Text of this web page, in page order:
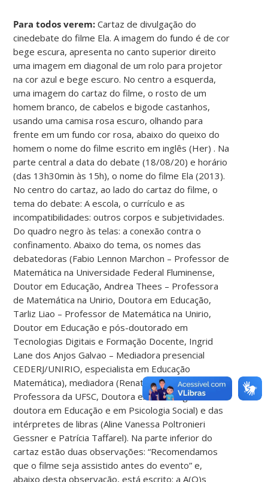
Para todos verem: Cartaz de divulgação do
cinedebate do filme Ela. A imagem do fundo é de cor
bege escura, apresenta no canto superior direito
uma imagem em diagonal de um rolo para projetor
na cor azul e bege escuro. No centro a esquerda,
uma imagem do cartaz do filme, o rosto de um
homem branco, de cabelos e bigode castanhos,
usando uma camisa rosa escuro, olhando para
frente em um fundo cor rosa, abaixo do queixo do
homem o nome do filme escrito em inglês (Her) . Na
parte central a data do debate (18/08/20) e horário
(das 13h30min às 15h), o nome do filme Ela (2013).
No centro do cartaz, ao lado do cartaz do filme, o
tema do debate: A escola, o currículo e as
incompatibilidades: outros corpos e subjetividades.
Do quadro negro às telas: a conexão contra o
confinamento. Abaixo do tema, os nomes das
debatedoras (Fabio Lennon Marchon – Professor de
Matemática na Universidade Federal Fluminense,
Doutor em Educação, Andrea Thees – Professora
de Matemática na Unirio, Doutora em Educação,
Tarliz Liao – Professor de Matemática na Unirio,
Doutor em Educação e pós-doutorado em
Tecnologias Digitais e Formação Docente, Ingrid
Lane dos Anjos Galvao – Mediadora presencial
CEDERJ/UNIRIO, especialista em Educação
Matemática), mediadora (Renata Orlandi –
Professora da UFSC, Doutora em Psicologia e Pós-
doutora em Educação e em Psicologia Social) e das
intérpretes de libras (Aline Vanessa Poltronieri
Gessner e Patrícia Taffarel). Na parte inferior do
cartaz estão duas observações: “Recomendamos
que o filme seja assistido antes do evento” e,
abaixo desta observação, está escrito: a A(O)s